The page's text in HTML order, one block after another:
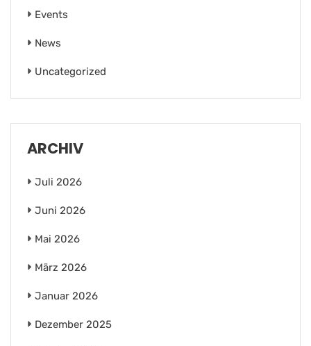
Events
News
Uncategorized
ARCHIV
Juli 2026
Juni 2026
Mai 2026
März 2026
Januar 2026
Dezember 2025